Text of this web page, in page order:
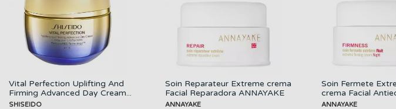
Vital Perfection Uplifting And
Firming Advanced Day Cream...
SHISEIDO
Soin Reparateur Extreme crema
Facial Reparadora ANNAYAKE
ANNAYAKE
Soin Fermete
crema Facial
ANNAYAKE